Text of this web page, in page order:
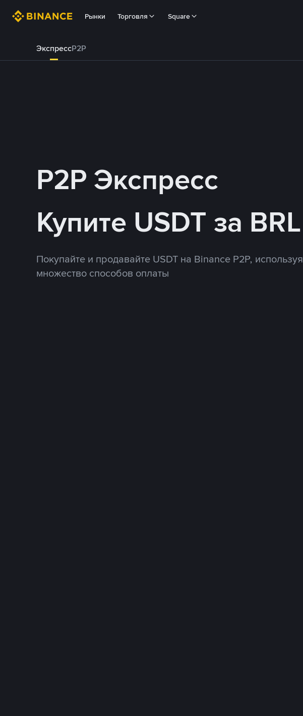
Рынки Торговля Square
ЭкспрессP2P
P2P Экспресс
Купите USDT за BRL
Покупайте и продавайте USDT на Binance P2P, используя
множество способов оплаты